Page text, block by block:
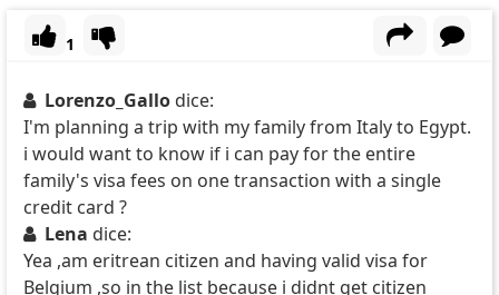
1
Lorenzo_Gallo dice:
I'm planning a trip with my family from Italy to Egypt.
i would want to know if i can pay for the entire
family's visa fees on one transaction with a single
credit card ?
Lena dice:
Yea ,am eritrean citizen and having valid visa for
Belgium ,so in the list because i didnt get citizen